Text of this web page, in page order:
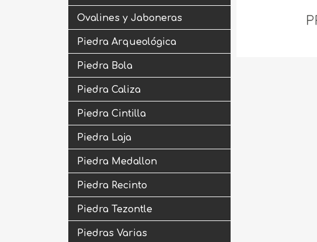
Ovalines y Jaboneras
Piedra Arqueológica
Piedra Bola
Piedra Caliza
Piedra Cintilla
Piedra Laja
Piedra Medallon
Piedra Recinto
Piedra Tezontle
Piedras Varias